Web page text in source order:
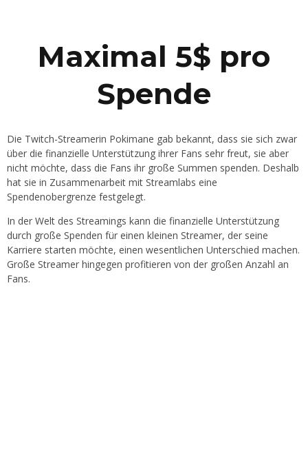
Maximal 5$ pro
Spende
Die Twitch-Streamerin Pokimane gab bekannt, dass sie sich zwar
über die finanzielle Unterstützung ihrer Fans sehr freut, sie aber
nicht möchte, dass die Fans ihr große Summen spenden. Deshalb
hat sie in Zusammenarbeit mit Streamlabs eine
Spendenobergrenze festgelegt.
In der Welt des Streamings kann die finanzielle Unterstützung
durch große Spenden für einen kleinen Streamer, der seine
Karriere starten möchte, einen wesentlichen Unterschied machen.
Große Streamer hingegen profitieren von der großen Anzahl an
Fans.